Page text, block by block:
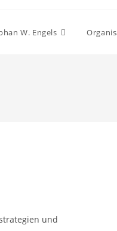
W. Engels
und